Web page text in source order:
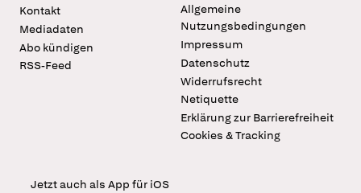
Kontakt
Mediadaten
Abo kündigen
RSS-Feed
Allgemeine
Nutzungsbedingungen
Impressum
Datenschutz
Widerrufsrecht
Netiquette
Erklärung zur Barrierefreiheit
Cookies & Tracking
Jetzt auch als App für iOS